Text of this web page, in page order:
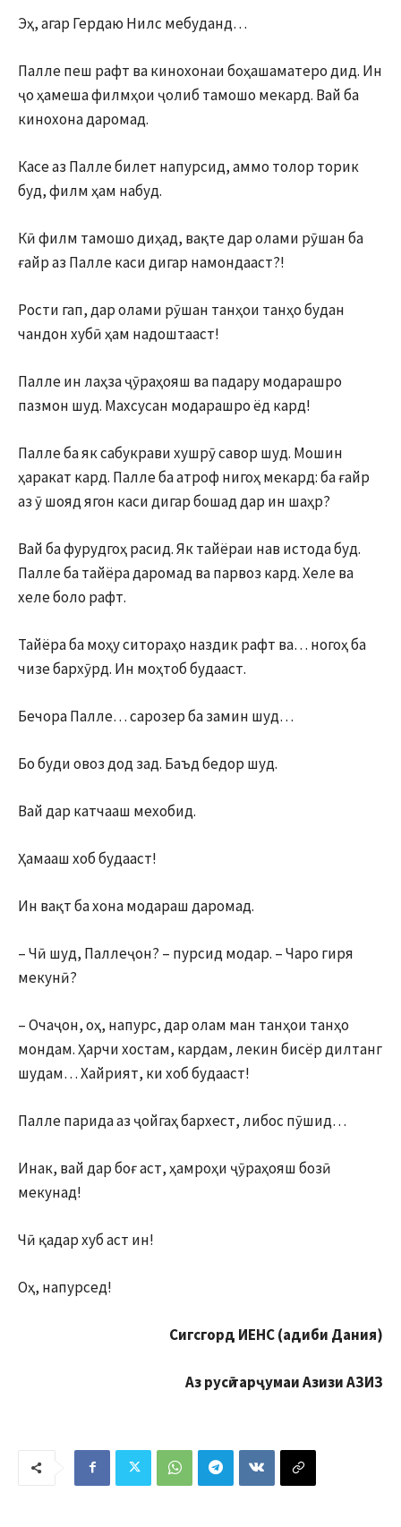
Эҳ, агар Гердаю Нилс мебуданд…
Палле пеш рафт ва кинохонаи боҳашаматеро дид. Ин
ҷо ҳамеша филмҳои ҷолиб тамошо мекард. Вай ба
кинохона даромад.
Касе аз Палле билет напурсид, аммо толор торик
буд, филм ҳам набуд.
Кӣ филм тамошо диҳад, вақте дар олами рӯшан ба
ғайр аз Палле каси дигар намондааст?!
Рости гап, дар олами рӯшан танҳои танҳо будан
чандон хубӣ ҳам надоштааст!
Палле ин лаҳза ҷӯраҳояш ва падару модарашро
пазмон шуд. Махсусан модарашро ёд кард!
Палле ба як сабукрави хушрӯ савор шуд. Мошин
ҳаракат кард. Палле ба атроф нигоҳ мекард: ба ғайр
аз ӯ шояд ягон каси дигар бошад дар ин шаҳр?
Вай ба фурудгоҳ расид. Як тайёраи нав истода буд.
Палле ба тайёра даромад ва парвоз кард. Хеле ва
хеле боло рафт.
Тайёра ба моҳу ситораҳо наздик рафт ва… ногоҳ ба
чизе бархӯрд. Ин моҳтоб будааст.
Бечора Палле… сарозер ба замин шуд…
Бо буди овоз дод зад. Баъд бедор шуд.
Вай дар катчааш мехобид.
Ҳамааш хоб будааст!
Ин вақт ба хона модараш даромад.
– Чӣ шуд, Паллеҷон? – пурсид модар. – Чаро гиря
мекунӣ?
– Очаҷон, оҳ, напурс, дар олам ман танҳои танҳо
мондам. Ҳарчи хостам, кардам, лекин бисёр дилтанг
шудам… Хайрият, ки хоб будааст!
Палле парида аз ҷойгаҳ бархест, либос пӯшид…
Инак, вай дар боғ аст, ҳамроҳи ҷӯраҳояш бозӣ
мекунад!
Чӣ қадар хуб аст ин!
Оҳ, напурсед!
Сигсгорд ИЕНС (адиби Дания)
Аз русӣ тарҷумаи Азизи АЗИЗ